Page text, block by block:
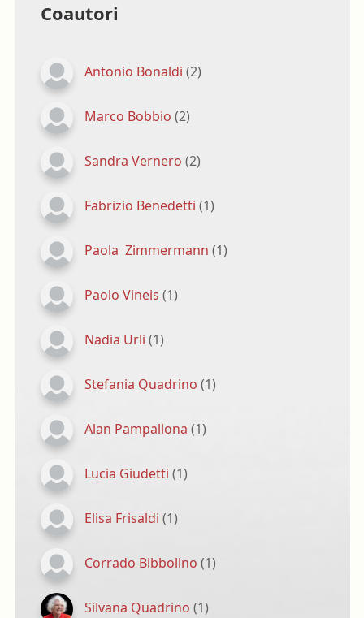
Coautori
Antonio Bonaldi (2)
Marco Bobbio (2)
Sandra Vernero (2)
Fabrizio Benedetti (1)
Paola Zimmermann (1)
Paolo Vineis (1)
Nadia Urli (1)
Stefania Quadrino (1)
Alan Pampallona (1)
Lucia Giudetti (1)
Elisa Frisaldi (1)
Corrado Bibbolino (1)
Silvana Quadrino (1)